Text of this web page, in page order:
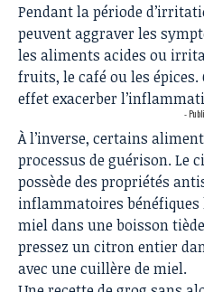
Pendant la période
peuvent aggraver les
les aliments acides ou
fruits, le café ou les épices.
effet exacerber
-
À l’inverse, certains
processus de guérison. Le
possède des propriétés
inflammatoires bénéfiques
miel dans une boisson
pressez un citron entier
avec une cuillère de miel.